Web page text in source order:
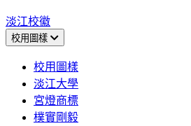
淡江校徽
校用圖樣
校用圖樣
淡江大學
宮燈商標
樸實剛毅